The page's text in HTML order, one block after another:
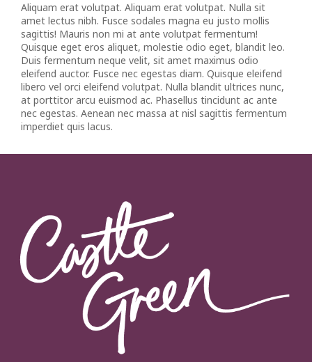
Aliquam erat volutpat. Aliquam erat volutpat. Nulla sit
amet lectus nibh. Fusce sodales magna eu justo mollis
sagittis! Mauris non mi at ante volutpat fermentum!
Quisque eget eros aliquet, molestie odio eget, blandit leo.
Duis fermentum neque velit, sit amet maximus odio
eleifend auctor. Fusce nec egestas diam. Quisque eleifend
libero vel orci eleifend volutpat. Nulla blandit ultrices nunc,
at porttitor arcu euismod ac. Phasellus tincidunt ac ante
nec egestas. Aenean nec massa at nisl sagittis fermentum
imperdiet quis lacus.